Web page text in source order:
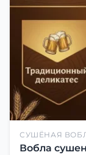
СУШЁНАЯ
Вобла